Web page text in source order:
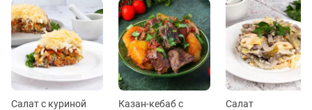
Салат с куриной
Казан-кебаб с
Салат